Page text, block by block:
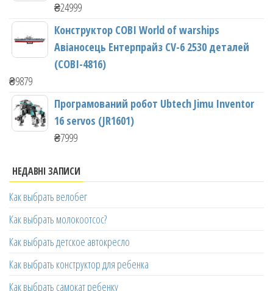
₴24999
Конструктор COBI World of warships
Авіаносець Ентерпрайз CV-6 2530 деталей
(COBI-4816)
₴9879
Програмований робот Ubtech Jimu Inventor
16 servos (JR1601)
₴7999
НЕДАВНІ ЗАПИСИ
Как выбрать велобег
Как выбрать молокоотсос?
Как выбрать детское автокресло
Как выбрать конструктор для ребенка
Как выбрать самокат ребенку